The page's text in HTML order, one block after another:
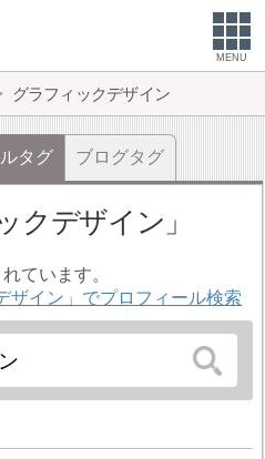
MENU
グラフィックデザイン
タグ ブログタグ
クデザイン
ています。
ザイン」でプロフィール検索